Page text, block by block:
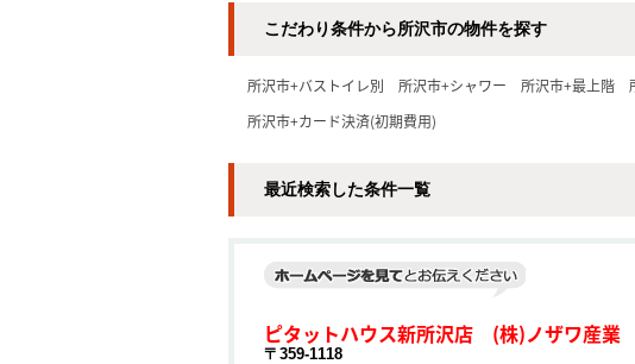
こだわり条件から所沢市の物件を探す
所沢市+バストイレ別 所沢市+シャワー 所沢市+最上階
所沢市+カード決済(初期費用)
最近検索した条件一覧
ピタットハウス新所沢店 (株)ノザワ産業
〒359-1118